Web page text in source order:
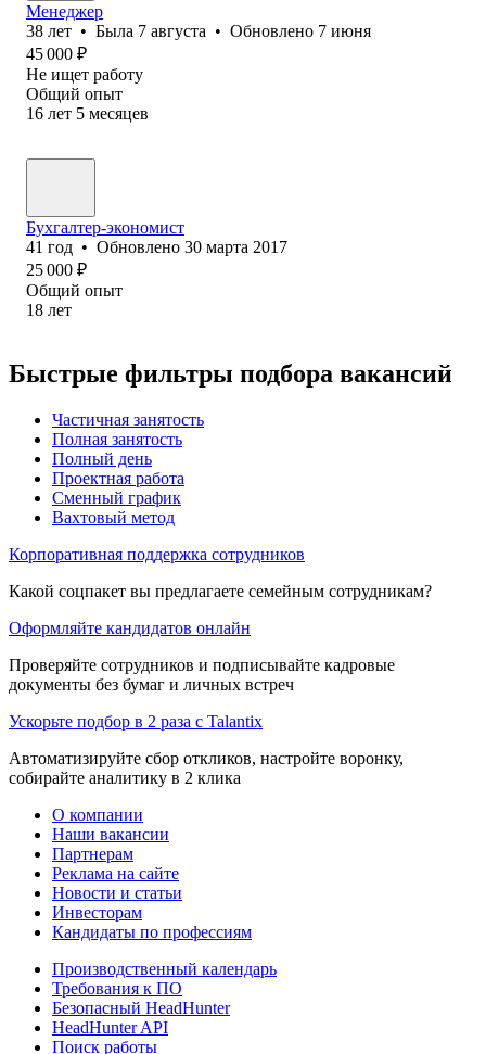
Менеджер
38 лет • Была 7 августа • Обновлено 7 июня
45 000 ₽
Не ищет работу
Общий опыт
16 лет 5 месяцев
Бухгалтер-экономист
41 год • Обновлено 30 марта 2017
25 000 ₽
Общий опыт
18 лет
Быстрые фильтры подбора вакансий
Частичная занятость
Полная занятость
Полный день
Проектная работа
Сменный график
Вахтовый метод
Корпоративная поддержка сотрудников
Какой соцпакет вы предлагаете семейным сотрудникам?
Оформляйте кандидатов онлайн
Проверяйте сотрудников и подписывайте кадровые
документы без бумаг и личных встреч
Ускорьте подбор в 2 раза с Talantix
Автоматизируйте сбор откликов, настройте воронку,
собирайте аналитику в 2 клика
О компании
Наши вакансии
Партнерам
Реклама на сайте
Новости и статьи
Инвесторам
Кандидаты по профессиям
Производственный календарь
Требования к ПО
Безопасный HeadHunter
HeadHunter API
Поиск работы